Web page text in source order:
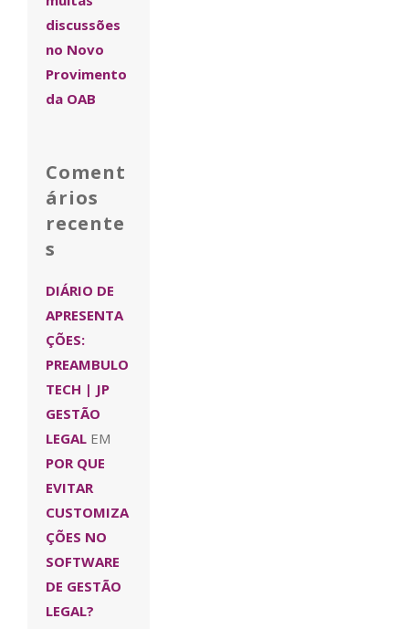
discussões
no Novo
Provimento
da OAB
Coment
ários
recente
s
DIÁRIO DE
APRESENTA
ÇÕES:
PREAMBULO
TECH | JP
GESTÃO
LEGAL EM
POR QUE
EVITAR
CUSTOMIZA
ÇÕES NO
SOFTWARE
DE GESTÃO
LEGAL?